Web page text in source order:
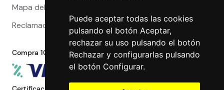
Puede aceptar todas las cookies
pulsando el botón Aceptar,
rechazar su uso pulsando el botón
Rechazar y configurarlas pulsando
el botón Configurar.
Mapa del sitio
Reclamaciones
Compra 100% segura